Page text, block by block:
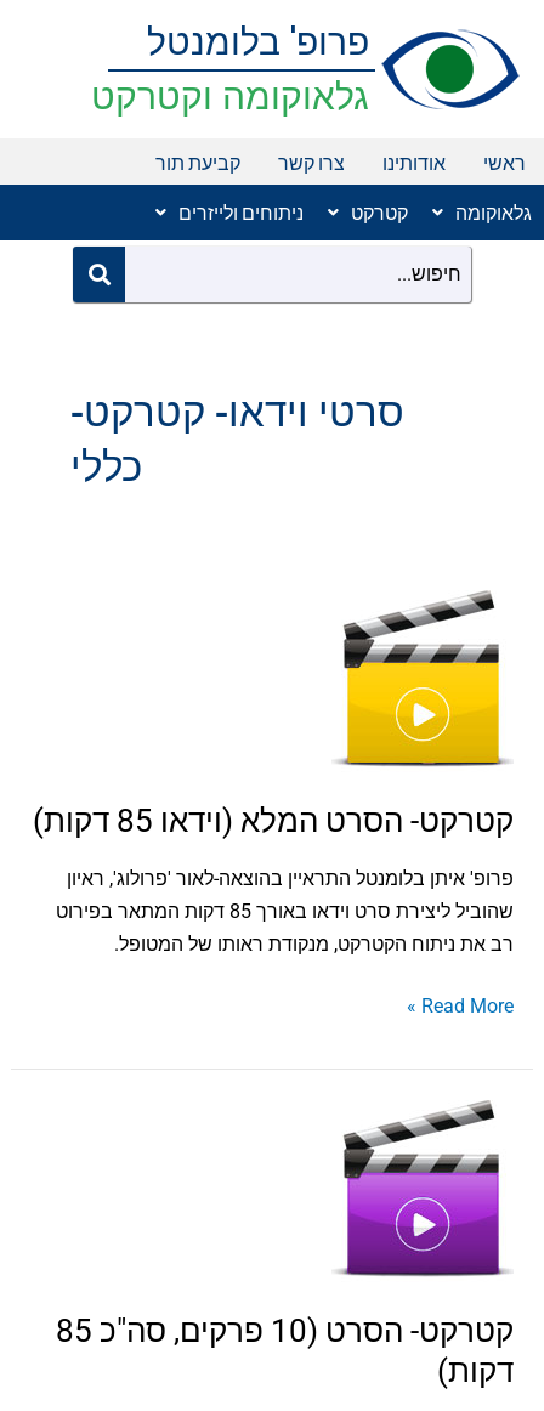
לתוכן
פרופ' בלומנטל
גלאוקומה וקטרקט
ראשי אודותינו צרו קשר קביעת תור
גלאוקומה קטרקט ניתוחים ולייזרים
סרטי וידאו- קטרקט-
כללי
קטרקט- הסרט המלא (וידאו 85 דקות)
פרופ' איתן בלומנטל התראיין בהוצאה-לאור 'פרולוג', ראיון
שהוביל ליצירת סרט וידאו באורך 85 דקות המתאר בפירוט
רב את ניתוח הקטרקט, מנקודת ראותו של המטופל.
קטרקט-
המלא
דקות)
Read More »
קטרקט- הסרט (10 פרקים, סה"כ 85
דקות)
קטרקט-
(10
פרקים,
85